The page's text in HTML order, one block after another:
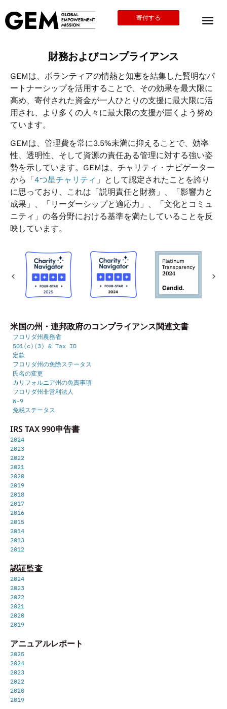
寄付する
財務およびコンプライアンス
GEMは、ボランティアの情熱と知恵を結集した賢明なパ
ートナーシップを活用することで、その効果を最大限に
高め、寄付された資金が一人ひとりの支援に最大限に活
用され、より多くの人々に最大限の支援が届くよう努め
ています。
GEMは、管理費を常に3.5%未満に抑えることで、効率
性、透明性、そして資源の責任ある管理に対する強い姿
勢を示しています。GEMは、チャリティ・ナビゲーター
から「4つ星チャリティ 」として認定されたことを誇り
に思っており、これは「説明責任と財務」、「影響力と
成果」、「リーダーシップと適応力」、「文化とコミュ
ニティ」の各分野における基準を満たしていることを反
映しています。
米国の州・連邦政府のコンプライアンス関連文書
フロリダ州農務省
501(c)(3) & Tax ID
定款
フロリダ州の免除ステータス
氏名の変更
カリフォルニア州の免責事項
フロリダ州非営利法人
W-9
免税ステータス
IRS TAX 990申告書
2024
2023
2022
2021
2020
2019
2018
2017
2016
2015
2014
2013
2012
認証監査
2024
2023
2022
2021
2020
2019
アニュアルレポート
2025
2024
2023
2022
2020
2019